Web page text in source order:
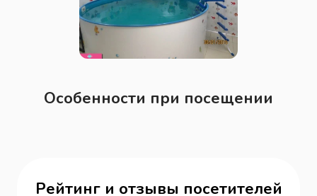
Особенности при посещении
Рейтинг и отзывы посетителей